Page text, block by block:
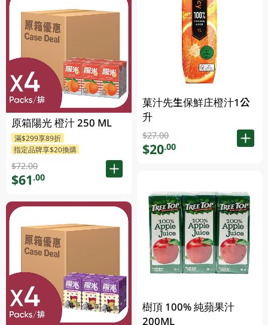
原箱陽光 橙汁 250 ML
滿$299享89折
指定品牌享$20換購
$72.00
$61.00
菓汁先生保鮮庄橙汁1公
升
$27.00
$20.00
樹頂 100% 純蘋果汁
200ML